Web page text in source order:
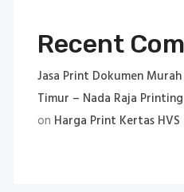
Recent
Jasa Print Dokumen
Timur – Nada Raja
on Harga Print Kertas HVS